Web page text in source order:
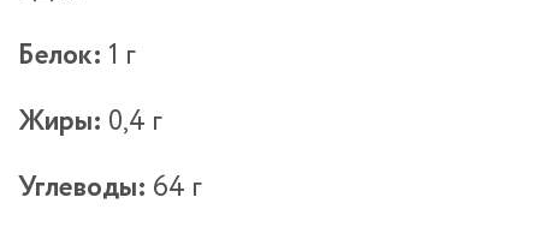
Белок: 1 г
Жиры: 0,4 г
Углеводы: 64 г